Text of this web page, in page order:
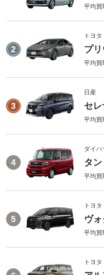
平均買
2
トヨタ
プ
平均買
3
日産
セ
平均買
4
ダイハ
タン
平均買
5
トヨタ
ヴ
平均買
トヨタ